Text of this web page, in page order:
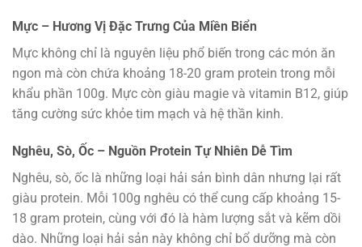
Mực – Hương Vị Đặc Trưng Của Miền Biển
Mực không chỉ là nguyên liệu phổ biến trong các món ăn
ngon mà còn chứa khoảng 18-20 gram protein trong mỗi
khẩu phần 100g. Mực còn giàu magie và vitamin B12, giúp
tăng cường sức khỏe tim mạch và hệ thần kinh.
Nghêu, Sò, Ốc – Nguồn Protein Tự Nhiên Dễ Tìm
Nghêu, sò, ốc là những loại hải sản bình dân nhưng lại rất
giàu protein. Mỗi 100g nghêu có thể cung cấp khoảng 15-
18 gram protein, cùng với đó là hàm lượng sắt và kẽm dồi
dào. Những loại hải sản này không chỉ bổ dưỡng mà còn